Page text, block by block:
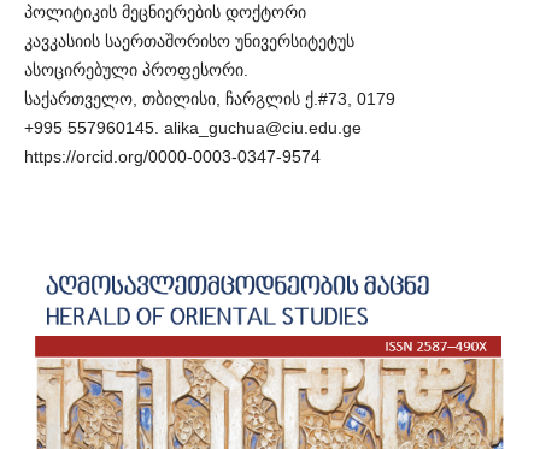
პოლიტიკის მეცნიერების დოქტორი
კავკასიის საერთაშორისო უნივერსიტეტუს
ასოცირებული პროფესორი.
საქართველო, თბილისი, ჩარგლის ქ.#73, 0179
+995 557960145. alika_guchua@ciu.edu.ge
https://orcid.org/0000-0003-0347-9574